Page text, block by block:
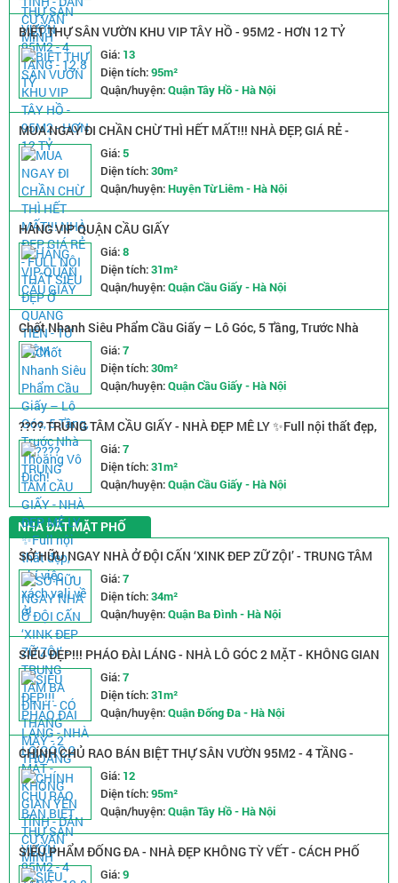
BIỆT THỰ SÂN VƯỜN KHU VIP TÂY HỒ - 95M2 - HƠN 12 TỶ
Giá: 13
Diện tích:95m²
Quận/huyện:Quận Tây Hồ - Hà Nội
MUA NGAY ĐI CHẦN CHỪ THÌ HẾT MẤT!!! NHÀ ĐẸP, GIÁ RẺ -
FULL NỘI THẤT SIÊU ĐẸP Ở QUANG TIẾN - TỪ LIÊM
Giá:5
Diện tích:30m²
Quận/huyện:Huyện Từ Liêm - Hà Nội
HÀNG VIP QUẬN CẦU GIẤY
Giá:8
Diện tích:31m²
Quận/huyện:Quận Cầu Giấy - Hà Nội
Chốt Nhanh Siêu Phẩm Cầu Giấy – Lô Góc, 5 Tầng, Trước Nhà
Thoáng Vô Địch!Giá:7
Diện tích:30m²
Quận/huyện:Quận Cầu Giấy - Hà Nội
???? TRUNG TÂM CẦU GIẤY - NHÀ ĐẸP MÊ LY ✨Full nội thất đẹp,
chỉ việc xách vali về ở!
Giá:7
Diện tích:31m²
Quận/huyện:Quận Cầu Giấy - Hà Nội
NHÀ ĐẤT MẶT PHỐ
SỞ HỮU NGAY NHÀ Ở ĐỘI CẤN ‘XINK ĐEP ZỮ ZỘI’ - TRUNG TÂM
BA ĐÌNH - CÓ THANG MÁY - 2 THOÁNG
Giá:7
Diện tích:34m²
Quận/huyện:Quận Ba Đình - Hà Nội
SIÊU ĐẸP!!! PHÁO ĐÀI LÁNG - NHÀ LÔ GÓC 2 MẶT - KHÔNG GIAN
YÊN TĨNH - DÂN CƯ VĂN MINH
Giá:7
Diện tích:31m²
Quận/huyện:Quận Đống Đa - Hà Nội
CHÍNH CHỦ RAO BÁN BIỆT THỰ SÂN VƯỜN 95M2 - 4 TẦNG -
12.8 TỶ
Giá: 12
Diện tích:95m²
Quận/huyện:Quận Tây Hồ - Hà Nội
SIÊU PHẨM ĐỐNG ĐA - NHÀ ĐẸP KHÔNG TỲ VẾT - CÁCH PHỐ
50M - 4 TẦNG THANG MÁY XỊN SÒ - CHỦ TẶNG FULL NỘI THẤT.
Giá:9